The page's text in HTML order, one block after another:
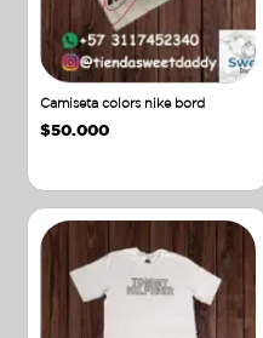
Camiseta colors nike bord
$50.000